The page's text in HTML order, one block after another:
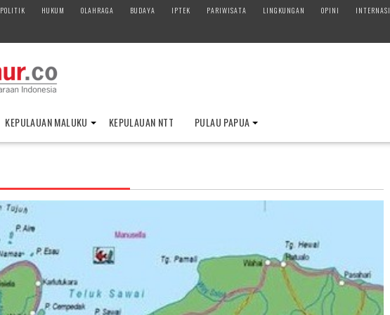
POLITIK HUKUM OLAHRAGA BUDAYA IPTEK PARIWISATA LINGKUNGAN OPINI
KEPULAUAN MALUKU KEPULAUAN NTT PULAU PAPUA